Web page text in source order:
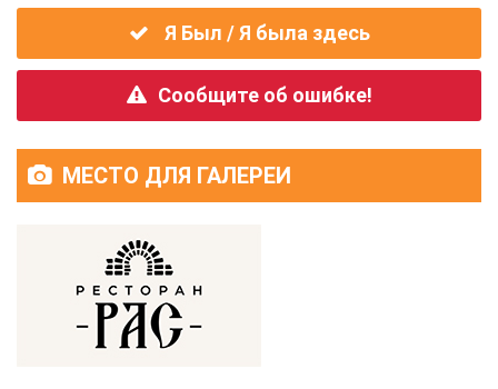
Я Был / Я была здесь
Сообщите об ошибке!
МЕСТО ДЛЯ ГАЛЕРЕИ